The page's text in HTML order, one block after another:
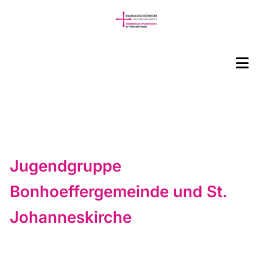
Jugendgruppe
Bonhoeffergemeinde und St.
Johanneskirche